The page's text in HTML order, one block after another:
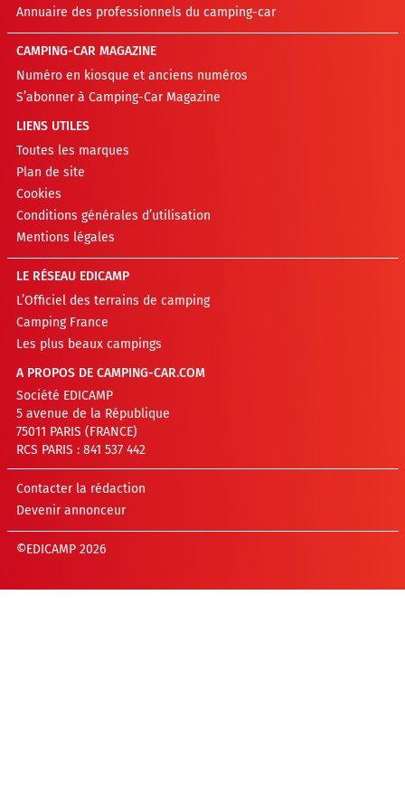
Annuaire des professionnels du camping-car
CAMPING-CAR MAGAZINE
Numéro en kiosque et anciens numéros
S’abonner à Camping-Car Magazine
LIENS UTILES
Toutes les marques
Plan de site
Cookies
Conditions générales d’utilisation
Mentions légales
LE RÉSEAU EDICAMP
L’Officiel des terrains de camping
Camping France
Les plus beaux campings
A PROPOS DE CAMPING-CAR.COM
Société EDICAMP
5 avenue de la République
75011 PARIS (FRANCE)
RCS PARIS : 841 537 442
Contacter la rédaction
Devenir annonceur
©EDICAMP 2026